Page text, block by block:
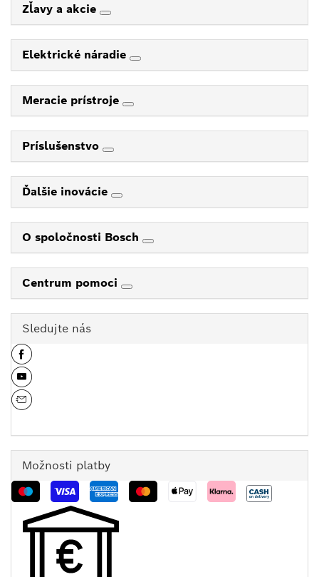
Zľavy a akcie
Elektrické náradie
Meracie prístroje
Príslušenstvo
Ďalšie inovácie
O spoločnosti Bosch
Centrum pomoci
Sledujte nás
Možnosti platby